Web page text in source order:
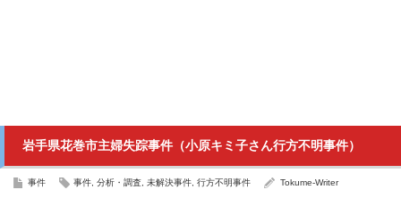
岩手県花巻市主婦失踪事件（小原キミ子さん行方不明事件）
事件 事件 分析・調査 未解決事件 行方不明事件 Tokume-Writer